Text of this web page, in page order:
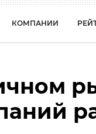
КОМПАНИИ